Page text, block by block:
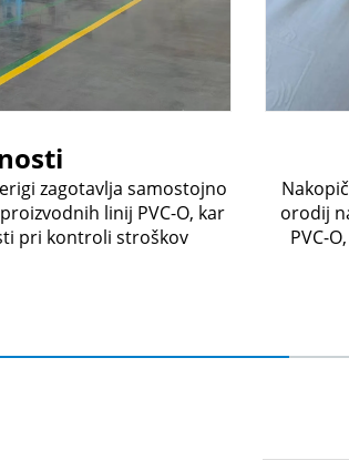
zagotavlja samostojno
linij PVC-O, kar
pri kontroli stroškov
orodij
PVC-